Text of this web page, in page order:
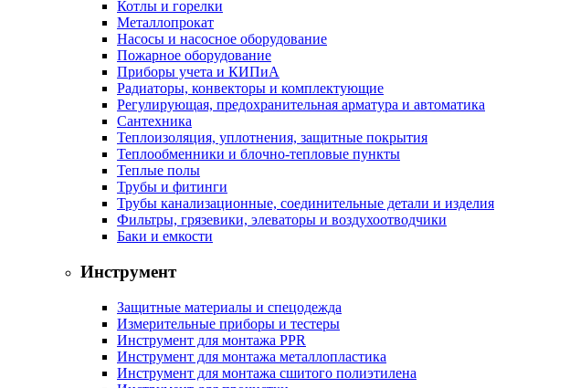
Котлы и горелки
Металлопрокат
Насосы и насосное оборудование
Пожарное оборудование
Приборы учета и КИПиА
Радиаторы, конвекторы и комплектующие
Регулирующая, предохранительная арматура и автоматика
Сантехника
Теплоизоляция, уплотнения, защитные покрытия
Теплообменники и блочно-тепловые пункты
Теплые полы
Трубы и фитинги
Трубы канализационные, соединительные детали и изделия
Фильтры, грязевики, элеваторы и воздухоотводчики
Баки и емкости
Инструмент
Защитные материалы и спецодежда
Измерительные приборы и тестеры
Инструмент для монтажа PPR
Инструмент для монтажа металлопластика
Инструмент для монтажа сшитого полиэтилена